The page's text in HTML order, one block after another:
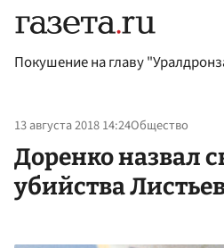
Покушение на главу
13 августа 2018 14:24Общество
Доренко назвал
убийства